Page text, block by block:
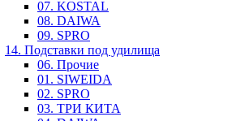
07. KOSTAL
08. DAIWA
09. SPRO
14. Подставки под удилища
06. Прочие
01. SIWEIDA
02. SPRO
03. ТРИ КИТА